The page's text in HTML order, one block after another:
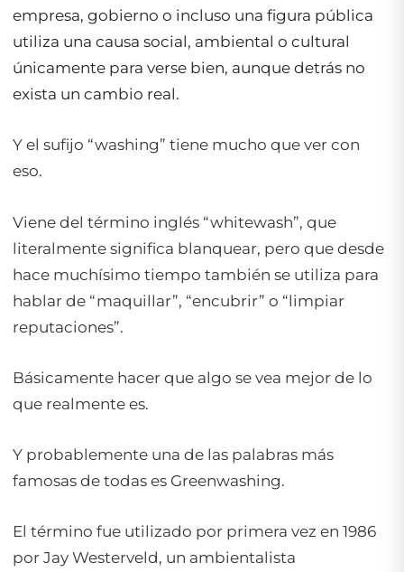
empresa, gobierno o incluso una figura pública
utiliza una causa social, ambiental o cultural
únicamente para verse bien, aunque detrás no
exista un cambio real.
Y el sufijo “washing” tiene mucho que ver con
eso.
Viene del término inglés “whitewash”, que
literalmente significa blanquear, pero que desde
hace muchísimo tiempo también se utiliza para
hablar de “maquillar”, “encubrir” o “limpiar
reputaciones”.
Básicamente hacer que algo se vea mejor de lo
que realmente es.
Y probablemente una de las palabras más
famosas de todas es Greenwashing.
El término fue utilizado por primera vez en 1986
por Jay Westerveld, un ambientalista